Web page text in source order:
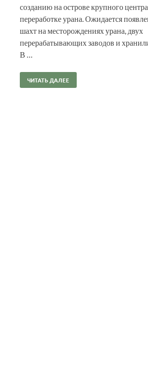
созданию на острове крупного
переработке урана. Ожидается
шахт на месторождениях урана, двух
перерабатывающих заводов и
В …
ЧИТАТЬ ДАЛЕЕ